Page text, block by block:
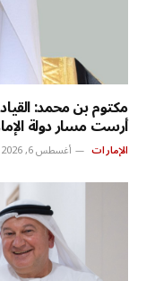
مكتوم بن محمد:
أرست مسار دولة
الإمارات أغسطس 6, 2026